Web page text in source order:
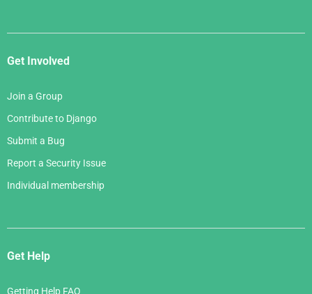
Get Involved
Join a Group
Contribute to Django
Submit a Bug
Report a Security Issue
Individual membership
Get Help
Getting Help FAQ